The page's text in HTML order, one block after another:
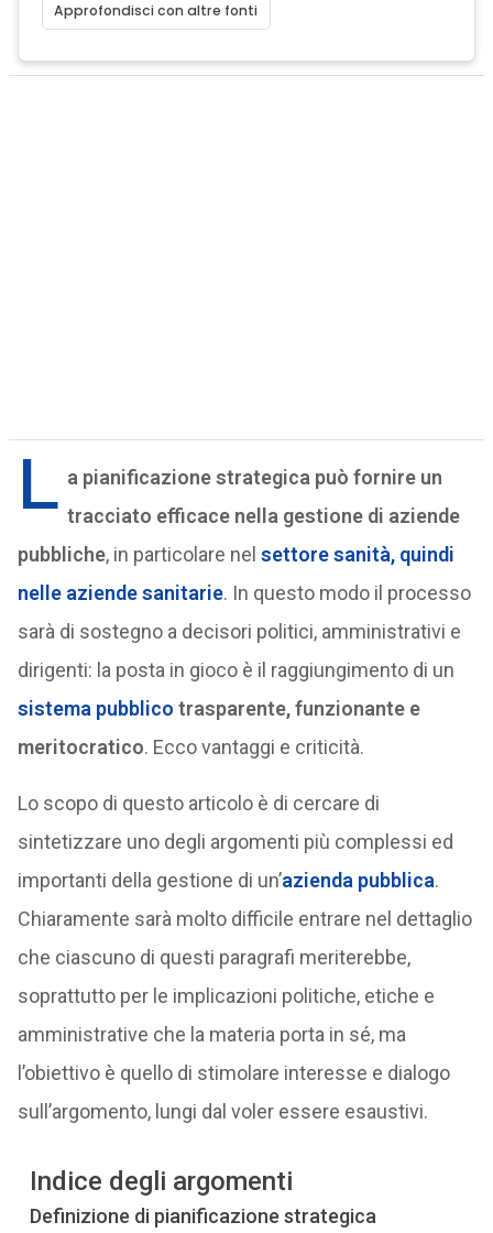
Approfondisci con altre fonti
L a pianificazione strategica può fornire un
tracciato efficace nella gestione di aziende
pubbliche, in particolare nel settore sanità, quindi
nelle aziende sanitarie. In questo modo il processo
sarà di sostegno a decisori politici, amministrativi e
dirigenti: la posta in gioco è il raggiungimento di un
sistema pubblico trasparente, funzionante e
meritocratico. Ecco vantaggi e criticità.
Lo scopo di questo articolo è di cercare di
sintetizzare uno degli argomenti più complessi ed
importanti della gestione di un’azienda pubblica.
Chiaramente sarà molto difficile entrare nel dettaglio
che ciascuno di questi paragrafi meriterebbe,
soprattutto per le implicazioni politiche, etiche e
amministrative che la materia porta in sé, ma
l’obiettivo è quello di stimolare interesse e dialogo
sull’argomento, lungi dal voler essere esaustivi.
Indice degli argomenti
Definizione di pianificazione strategica